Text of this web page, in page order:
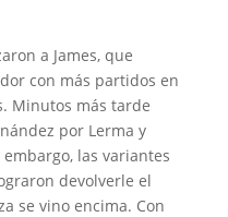
a James, que
con más partidos en
Minutos más tarde
por Lerma y
las variantes
devolverle el
se vino encima. Con